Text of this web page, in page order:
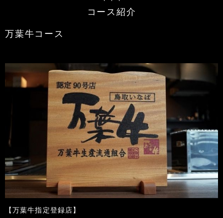
コース紹介
万葉牛コース
【万葉牛指定登録店】